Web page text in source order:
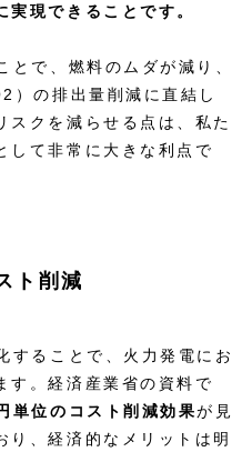
実現できることです。
で、燃料のムダが減り、
）の排出量削減に直結し
スクを減らせる点は、私た
して非常に大きな利点で
ト削減
することで、火力発電にお
す。経済産業省の資料で
単位のコスト削減効果が見
り、経済的なメリットは明